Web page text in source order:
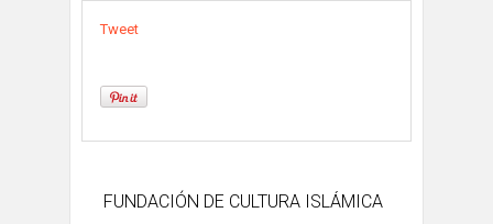
Tweet
FUNDACIÓN DE CULTURA ISLÁMICA